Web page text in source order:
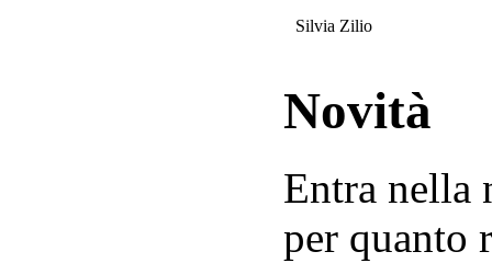
Silvia Zilio
Novità
Entra nella
per quanto